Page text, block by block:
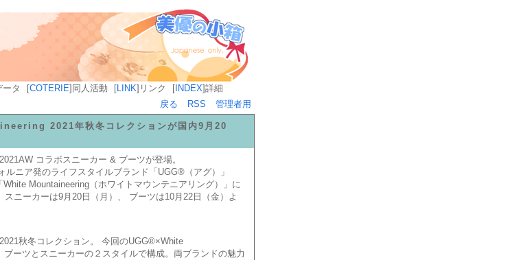
ータ [COTERIE] 同人活動 [LINK] リンク [ INDEX]詳細
戻る
RSS 管理者用
2021年秋冬コレクションが国内9月20
コラボスニーカー & ブーツが登場。
ニア発のライフスタイルブランド「UGG®︎（アグ）」
Mountaineering（ホワイトマウンテニアリング）」に
ニーカーは9月20日（月）、 ブーツは10月22日（金）よ
秋冬コレクション。 今回のUGG®︎×White
ーツとスニーカーの２スタイルで構成。両ブランドの魅力